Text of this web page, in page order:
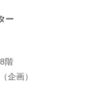
ー
階
企画）